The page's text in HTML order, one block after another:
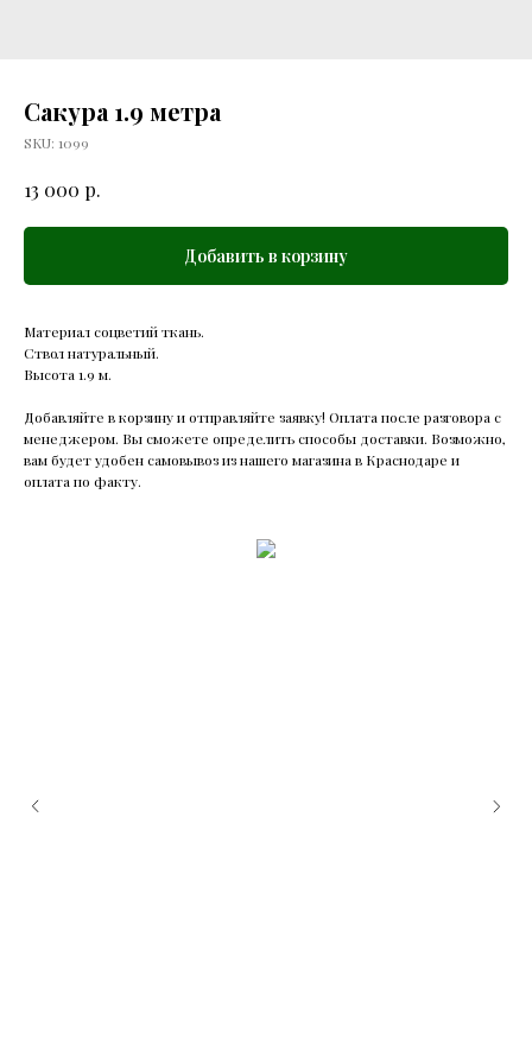
Сакура 1.9 метра
SKU: 1099
13 000 р.
Добавить в корзину
Материал соцветий ткань.
Ствол натуральный.
Высота 1.9 м.
Добавляйте в корзину и отправляйте заявку! Оплата после разговора с
менеджером. Вы сможете определить способы доставки. Возможно,
вам будет удобен самовывоз из нашего магазина в Краснодаре и
оплата по факту.